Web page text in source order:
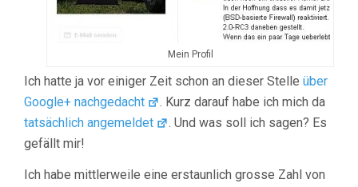
Mein Profil
Ich hatte ja vor einiger Zeit schon an dieser Stelle über
Google+ nachgedacht
. Kurz darauf habe ich mich da
tatsächlich angemeldet
. Und was soll ich sagen? Es
gefällt mir!
Ich habe mittlerweile eine erstaunlich grosse Zahl von